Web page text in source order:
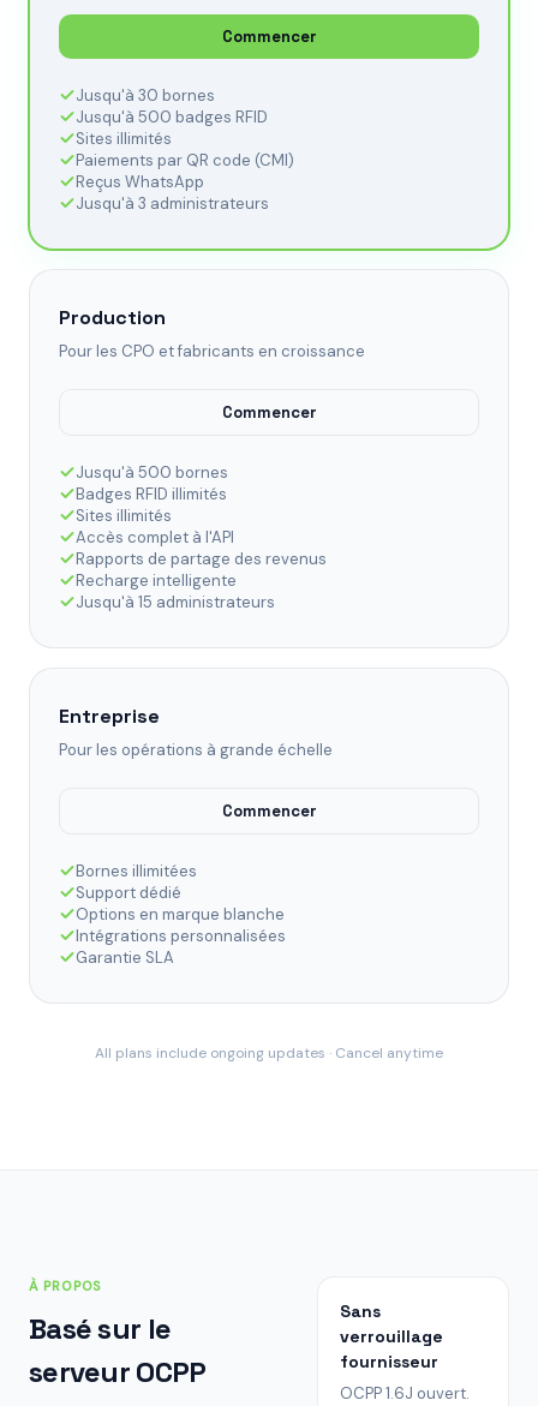
Commencer
Jusqu'à 30 bornes
Jusqu'à 500 badges RFID
Sites illimités
Paiements par QR code (CMI)
Reçus WhatsApp
Jusqu'à 3 administrateurs
Production
Pour les CPO et fabricants en croissance
Commencer
Jusqu'à 500 bornes
Badges RFID illimités
Sites illimités
Accès complet à l'API
Rapports de partage des revenus
Recharge intelligente
Jusqu'à 15 administrateurs
Entreprise
Pour les opérations à grande échelle
Commencer
Bornes illimitées
Support dédié
Options en marque blanche
Intégrations personnalisées
Garantie SLA
All plans include ongoing updates · Cancel anytime
À PROPOS
Basé sur le
serveur OCPP
Sans
verrouillage
fournisseur
OCPP 1.6J ouvert.